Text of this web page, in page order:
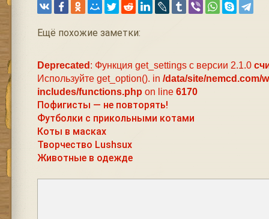
Ещё похожие заметки:
Deprecated : Функция get_settings с версии 2.1.0
Используйте get_option(). in /data/site/nemcd.com/
includes/functions.php on line 6170
Пофигисты — не повторять!
Футболки с прикольными котами
Коты в масках
Творчество Lushsux
Животные в одежде